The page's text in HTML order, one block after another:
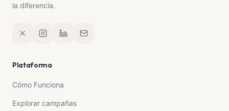
la diferencia.
Plataforma
Cómo Funciona
Explorar campañas